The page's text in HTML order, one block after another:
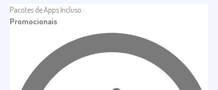
Pacotes de Apps Incluso:
Promocionais